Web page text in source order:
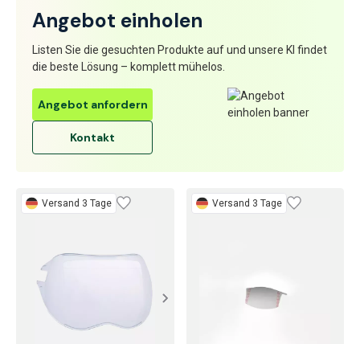
Angebot einholen
Listen Sie die gesuchten Produkte auf und unsere KI findet
die beste Lösung – komplett mühelos.
Angebot anfordern
Kontakt
Versand 3 Tage Versand 3 Tage